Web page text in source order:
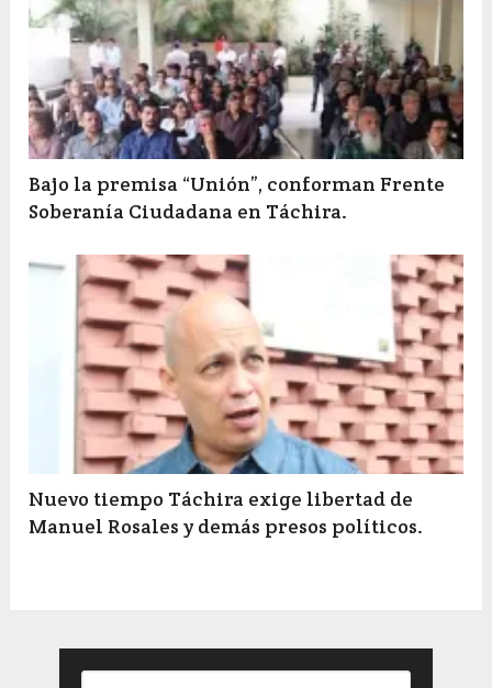
Bajo la premisa “Unión”, conforman Frente
Soberanía Ciudadana en Táchira.
Nuevo tiempo Táchira exige libertad de
Manuel Rosales y demás presos políticos.